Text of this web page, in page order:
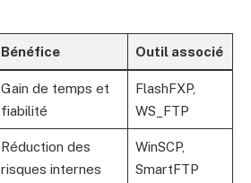
Bénéfice Outil associé
Gain de temps et
fiabilité
FlashFXP,
WS_FTP
Réduction des
risques internes
WinSCP,
SmartFTP